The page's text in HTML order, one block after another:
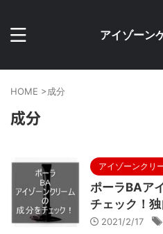
アイゾーン
HOME >成分
成分
アイゾーンクリ
ポーラBAア
チェック！独
2021/2/17